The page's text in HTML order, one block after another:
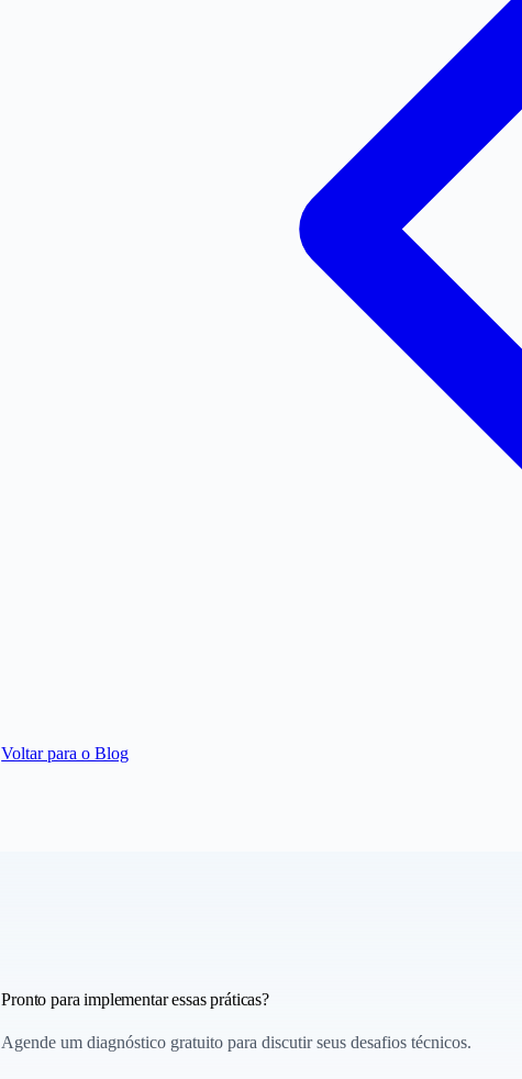
Voltar para o Blog
Pronto para implementar essas práticas?
Agende um diagnóstico gratuito para discutir seus desafios técnicos.